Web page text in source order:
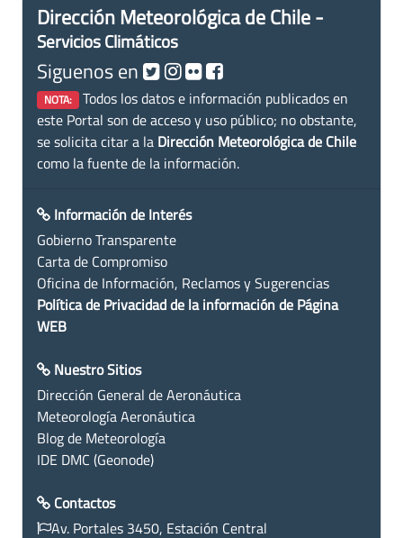
Dirección Meteorológica de Chile -
Servicios Climáticos
Siguenos en
NOTA: Todos los datos e información publicados en
este Portal son de acceso y uso público; no obstante,
se solicita citar a la Dirección Meteorológica de Chile
como la fuente de la información.
Información de Interés
Gobierno Transparente
Carta de Compromiso
Oficina de Información, Reclamos y Sugerencias
Política de Privacidad de la información de Página
WEB
Nuestro Sitios
Dirección General de Aeronáutica
Meteorología Aeronáutica
Blog de Meteorología
IDE DMC (Geonode)
Contactos
Av. Portales 3450, Estación Central